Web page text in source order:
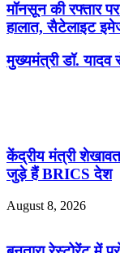
मॉनसून की रफ्तार
हालात, सैटेलाइट
मुख्यमंत्री डॉ. यादव
केंद्रीय मंत्री
जुड़े हैं BRICS देश
August 8, 2026